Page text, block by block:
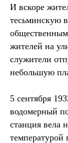
И вскоре
тесьминскую
жителей на
служители
небольшую
5 сентября
водомерный
станция вела
температурой